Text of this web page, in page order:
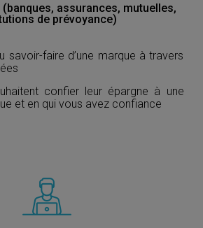
assurances, mutuelles,
de prévoyance)
savoir-faire d’une marque à travers
confier leur épargne à une
et en qui vous avez confiance